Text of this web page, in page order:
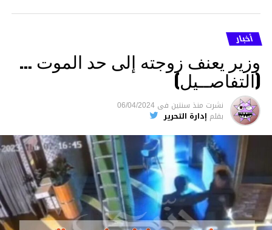
أخبار
وزير يعنف زوجته إلى حد الموت …
(التفاصــيل)
نشرت منذ سنتين فى 06/04/2024
بقلم إدارة التحرير